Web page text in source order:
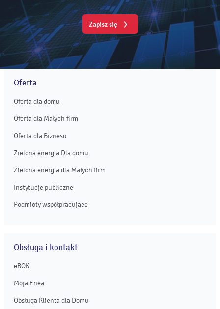
Zapisz się
Oferta
Oferta dla domu
Oferta dla Małych firm
Oferta dla Biznesu
Zielona energia Dla domu
Zielona energia dla Małych firm
Instytucje publiczne
Podmioty współpracujące
Obsługa i kontakt
eBOK
Moja Enea
Obsługa Klienta dla Domu